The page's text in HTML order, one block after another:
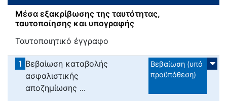
Μέσα εξακρίβωσης της ταυτότητας,
ταυτοποίησης και υπογραφής
Ταυτοποιητικό έγγραφο
1 Βεβαίωση καταβολής
ασφαλιστικής
αποζημίωσης ...
Βεβαίωση (υπό
προϋπόθεση)